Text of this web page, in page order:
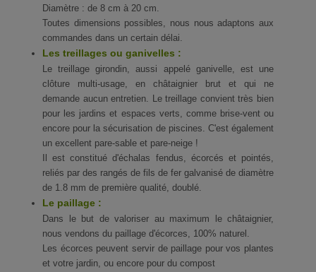
Diamètre : de 8 cm à 20 cm.
Toutes dimensions possibles, nous nous adaptons aux
commandes dans un certain délai.
Les treillages ou ganivelles :
Le treillage girondin, aussi appelé ganivelle, est une
clôture multi-usage, en châtaignier brut et qui ne
demande aucun entretien. Le treillage convient très bien
pour les jardins et espaces verts, comme brise-vent ou
encore pour la sécurisation de piscines. C'est également
un excellent pare-sable et pare-neige !
Il est constitué d'échalas fendus, écorcés et pointés,
reliés par des rangés de fils de fer galvanisé de diamètre
de 1.8 mm de première qualité, doublé.
Le paillage :
Dans le but de valoriser au maximum le châtaignier,
nous vendons du paillage d'écorces, 100% naturel.
Les écorces peuvent servir de paillage pour vos plantes
et votre jardin, ou encore pour du compost